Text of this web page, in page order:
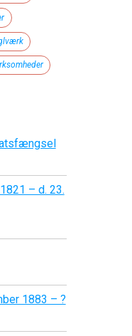
– d. 23.
1883 – ?